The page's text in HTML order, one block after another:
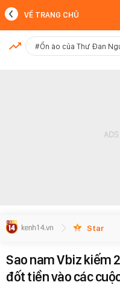
MỚI NHẤT
VỀ TRANG CHỦ
#Ồn ào của Thư Đan
Star
Sao nam Vbiz kiếm
đốt tiền vào các